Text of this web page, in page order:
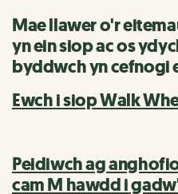
Mae llawer o'r
yn ein siop ac os
byddwch yn cefnogi
Ewch i siop Walk
Peidiwch ag
cam M hawdd i